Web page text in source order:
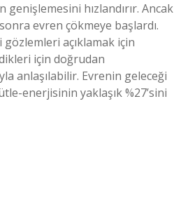
hızlandırır. Ancak
evren çökmeye başlardı.
açıklamak için
için doğrudan
anlaşılabilir. Evrenin geleceği
enerjisinin yaklaşık %27’sini